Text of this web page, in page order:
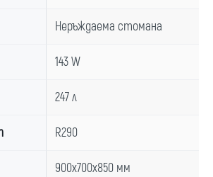
Неръждаема стомана
143 W
247 л
R290
900x700x850 мм